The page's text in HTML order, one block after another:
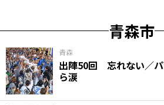
青森市
青森
出陣50回 忘れない／
ら涙